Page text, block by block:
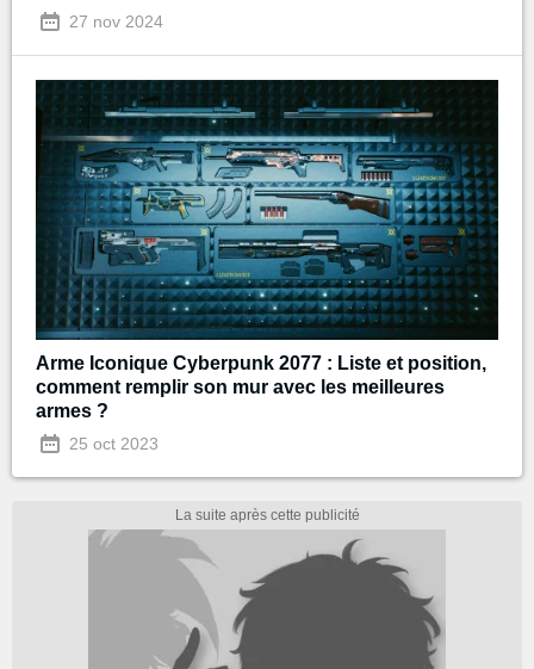
27 nov 2024
Arme Iconique Cyberpunk 2077 : Liste et position,
comment remplir son mur avec les meilleures
armes ?
25 oct 2023